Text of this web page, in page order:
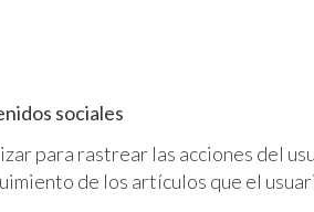
sociales
para rastrear las acciones del
de los artículos que el